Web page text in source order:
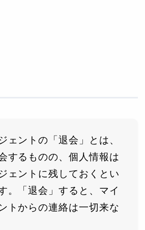
ェントの「退会」とは、
するものの、個人情報は
ェントに残しておくとい
。「退会」すると、マイ
トからの連絡は一切来な